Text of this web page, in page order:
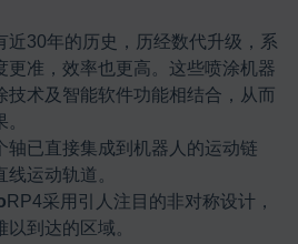
近30年的历史，历经数代升级，系
更准，效率也更高。这些喷涂机器
技术及智能软件功能相结合，从而
轴已直接集成到机器人的运动链
运动轨道。
RP4采用引人注目的非对称设计，
到达的区域。